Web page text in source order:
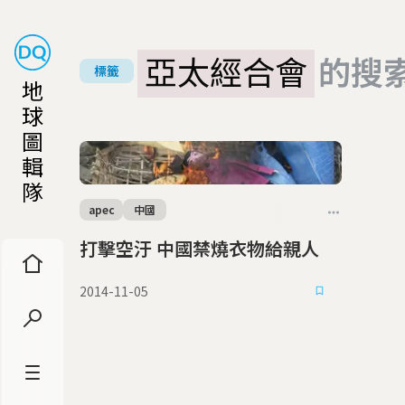
地
球
圖
輯
隊
標籤 亞太經合會 的搜
打擊空汙 中國禁燒衣物給親人
apec 中國
2014-11-05